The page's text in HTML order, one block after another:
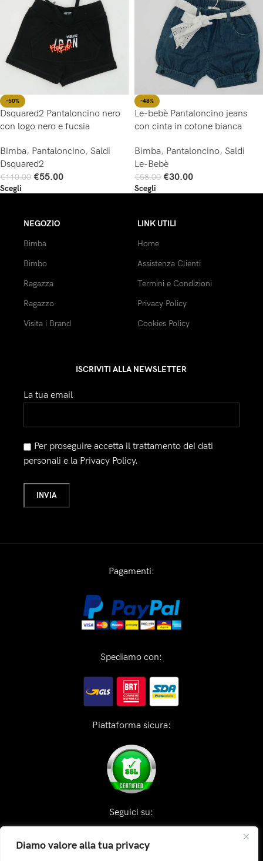
Diamo valore alla tua privacy
-50%
Dsquared2 Pantaloncino nero
con logo nero e fucsia
Bimba, Pantaloncino, Saldi
Dsquared2
€110.00 €55.00
Scegli
-48%
Le-bebè Pantaloncino jeans
con cinta in cotone bianca
Bimba, Pantaloncino, Saldi
Le-Bebè
€58.00 €30.00
Scegli
NEGOZIO
Bimba
Bimbo
Ragazza
Ragazzo
Visita i Brand
LINK UTILI
Home
Assistenza Clienti
Termini e Condizioni
Privacy Policy
Cookies Policy
ISCRIVITI ALLA NEWSLETTER
La tua email
Per proseguire accetta il trattamento dei dati
personali e la Privacy Policy.
Pagamenti:
Spediamo con:
Piattaforma sicura:
Seguici su: